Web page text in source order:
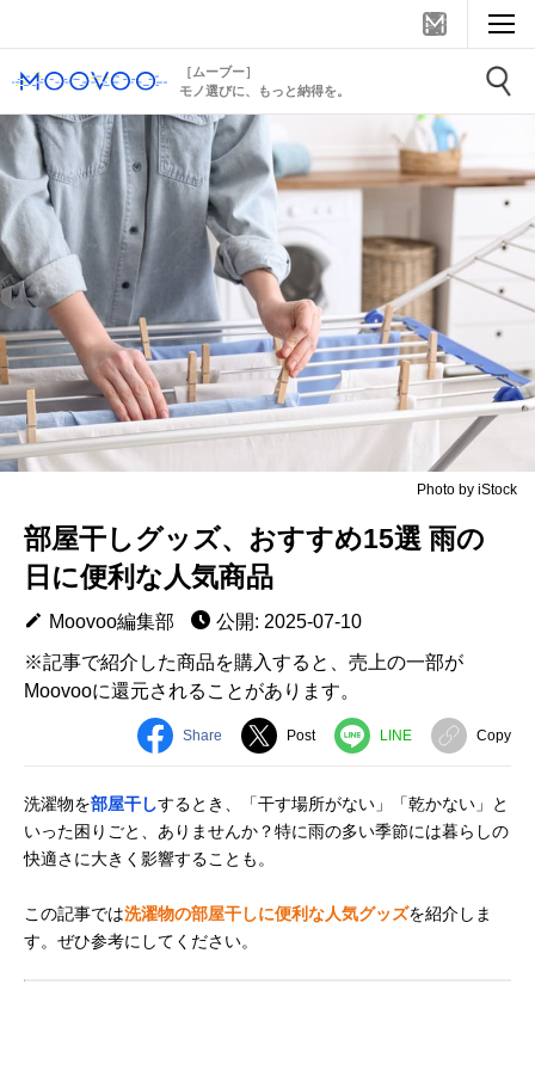
［ムーブー］
モノ選びに、もっと納得を。
Photo by iStock
部屋干しグッズ、おすすめ15選 雨の
日に便利な人気商品
Moovoo編集部
公開: 2025-07-10
※記事で紹介した商品を購入すると、売上の一部が
Moovooに還元されることがあります。
Share Post LINE Copy
洗濯物を部屋干しするとき、「干す場所がない」「乾かない」と
いった困りごと、ありませんか？特に雨の多い季節には暮らしの
快適さに大きく影響することも。
この記事では洗濯物の部屋干しに便利な人気グッズを紹介しま
す。ぜひ参考にしてください。